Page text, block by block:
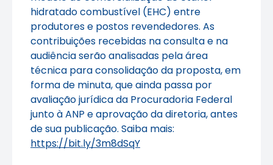
hidratado combustível (EHC) entre
produtores e postos revendedores. As
contribuições recebidas na consulta e na
audiência serão analisadas pela área
técnica para consolidação da proposta, em
forma de minuta, que ainda passa por
avaliação jurídica da Procuradoria Federal
junto à ANP e aprovação da diretoria, antes
de sua publicação. Saiba mais:
https://bit.ly/3m8dSqY